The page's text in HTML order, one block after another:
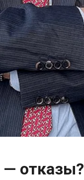
— отказы?